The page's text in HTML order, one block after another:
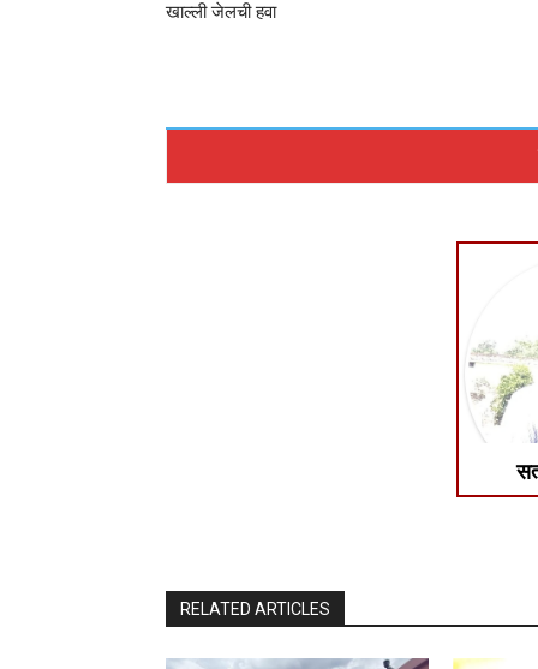
खाल्ली जेलची हवा
RELATED ARTICLES